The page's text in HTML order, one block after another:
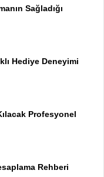
Sağladığı
Hediye Deneyimi
Profesyonel
Rehberi